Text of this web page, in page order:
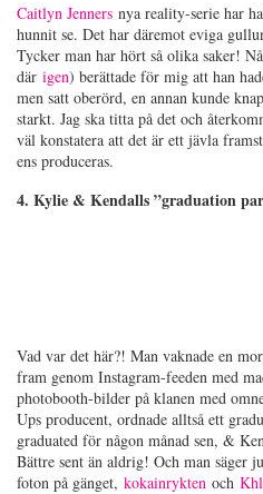
Caitlyn Jenners nya reality-serie har
hunnit se. Det har däremot eviga
Tycker man har hört så olika saker!
där igen) berättade för mig att han
men satt oberörd, en annan kunde
starkt. Jag ska titta på det och
väl konstatera att det är ett jävla
ens produceras.
4. Kylie & Kendalls ”graduation
Vad var det här?! Man vaknade en
fram genom Instagram-feeden med
photobooth-bilder på klanen med
Ups producent, ordnade alltså ett
graduated för någon månad sen, &
Bättre sent än aldrig! Och man säger
foton på gänget, kokainrykten och